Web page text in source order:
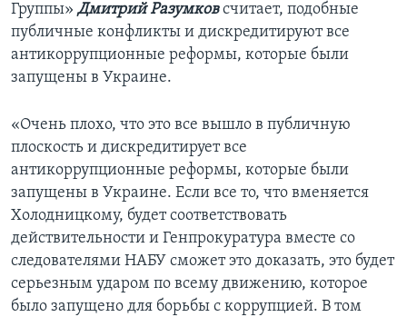
Группы» Дмитрий Разумковсчитает, подобные
публичные конфликты и дискредитируют все
антикоррупционные реформы, которые были
запущены в Украине.
«Очень плохо, что это все вышло в публичную
плоскость и дискредитирует все
антикоррупционные реформы, которые были
запущены в Украине. Если все то, что вменяется
Холодницкому, будет соответствовать
действительности и Генпрокуратура вместе со
следователями НАБУ сможет это доказать, это будет
серьезным ударом по всему движению, которое
было запущено для борьбы с коррупцией. В том